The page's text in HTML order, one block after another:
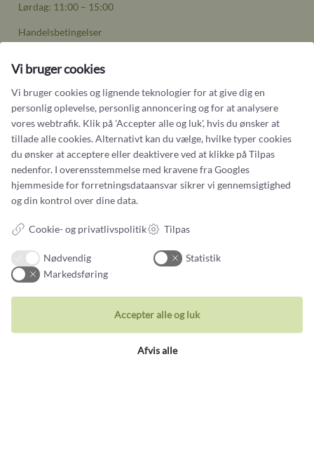
Lørdag: 11:00 – 15:00
Handelsbetingelser
Smykker
Ringe
Vielsesringe
Halskæder
Vi bruger cookies
Vi bruger cookies og lignende teknologier for at give dig en
personlig oplevelse, personlig annoncering og for at analysere
vores webtrafik. Klik på 'Accepter alle og luk', hvis du ønsker at
tillade alle cookies. Alternativt kan du vælge, hvilke typer cookies
du ønsker at acceptere eller deaktivere ved at klikke på Tilpas
nedenfor. I overensstemmelse med kravene fraGoogles
hjemmeside for forretningsdataansvarsikrer vi gennemsigtighed
og din kontrol over dine data.
Cookie- og privatlivspolitik Tilpas
Nødvendig
Statistik
Markedsføring
Afvis alle
Accepter alle og luk